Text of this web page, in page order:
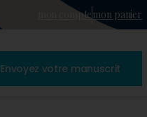
mon comptemon panier
Envoyez votre manuscrit